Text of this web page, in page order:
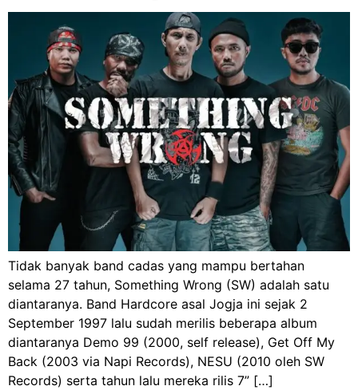
Tidak banyak band cadas yang mampu bertahan
selama 27 tahun, Something Wrong (SW) adalah satu
diantaranya. Band Hardcore asal Jogja ini sejak 2
September 1997 lalu sudah merilis beberapa album
diantaranya Demo 99 (2000, self release), Get Off My
Back (2003 via Napi Records), NESU (2010 oleh SW
Records) serta tahun lalu mereka rilis 7” […]